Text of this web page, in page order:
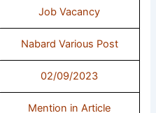
Job Vacancy
Nabard Various Post
02/09/2023
Mention in Article